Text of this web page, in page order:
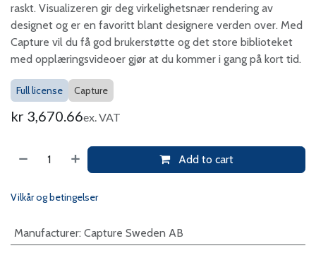
raskt. Visualizeren gir deg virkelighetsnær rendering av
designet og er en favoritt blant designere verden over. Med
Capture vil du få god brukerstøtte og det store biblioteket
med opplæringsvideoer gjør at du kommer i gang på kort tid.
Full license Capture
kr 3,670.66ex. VAT
Add to cart
Vilkår og betingelser
Manufacturer: Capture Sweden AB